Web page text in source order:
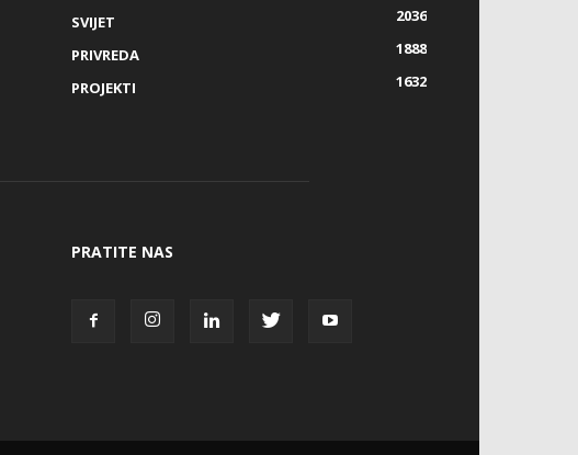
SVIJET
2036
PRIVREDA
1888
PROJEKTI
1632
PRATITE NAS